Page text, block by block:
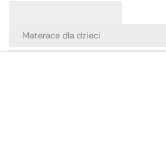
Materace dla dzieci